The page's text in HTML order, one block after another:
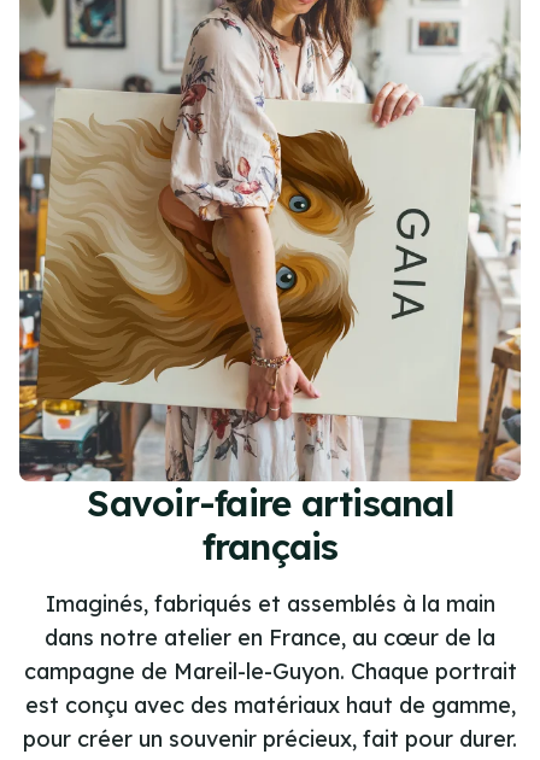
Savoir-faire artisanal
français
Imaginés, fabriqués et assemblés à la main
dans notre atelier en France, au cœur de la
campagne de Mareil-le-Guyon. Chaque portrait
est conçu avec des matériaux haut de gamme,
pour créer un souvenir précieux, fait pour durer.